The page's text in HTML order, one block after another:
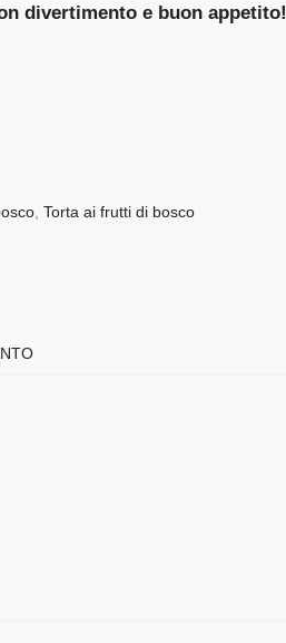
divertimento e buon appetito!
,Torta ai frutti di bosco